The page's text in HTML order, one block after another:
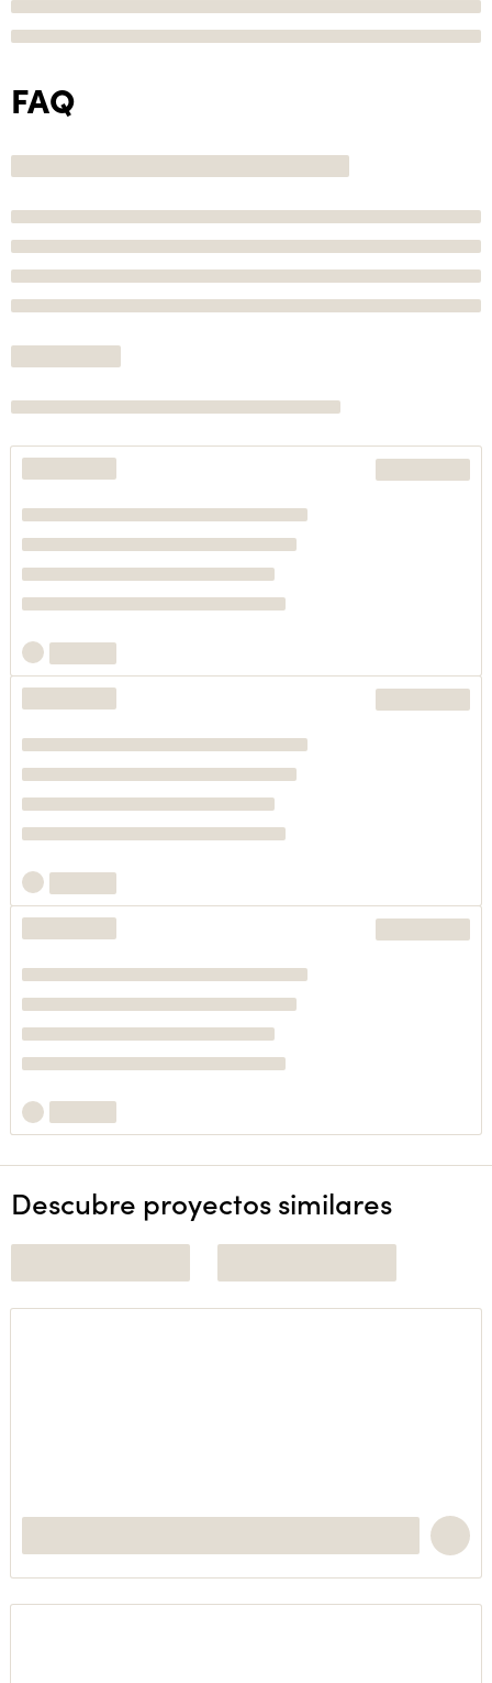
FAQ
Descubre proyectos similares